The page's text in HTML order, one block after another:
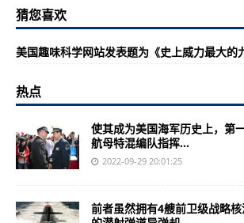
猜您喜欢
美国趣味科学网站发表题为《史上威力最大的
热点
使其成为美国海军历史上，第
航母特混编队指挥...
2022-09-29 20:01:25
前者虽然拥有4艘前卫级战略